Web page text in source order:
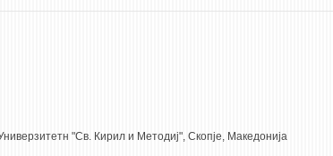
"Св. Кирил и Методиј", Скопје, Македонија